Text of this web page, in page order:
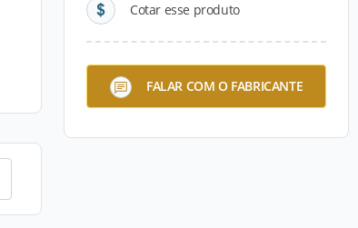
Cotar esse produto
FALAR COM O FABRICANTE